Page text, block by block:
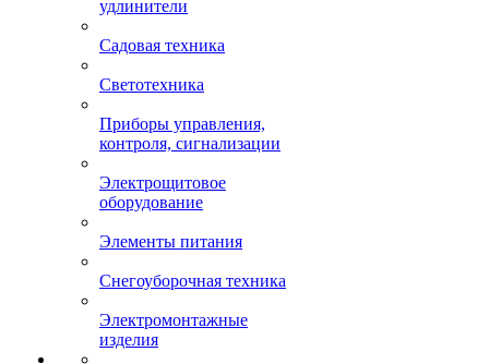
удлинители
Садовая техника
Светотехника
Приборы управления,
контроля, сигнализации
Электрощитовое
оборудование
Элементы питания
Снегоуборочная техника
Электромонтажные
изделия